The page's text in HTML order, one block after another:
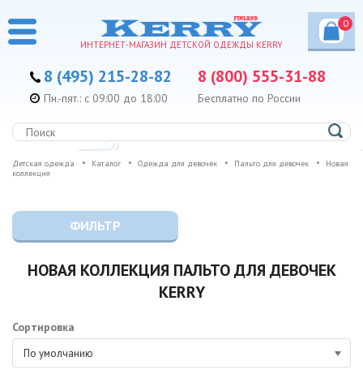
ИНТЕРНЕТ-МАГАЗИН ДЕТСКОЙ ОДЕЖДЫ KERRY
0
8 (495) 215-28-82 8 (800) 555-31-88
Бесплатно по России
Пн.-пят.: с 09:00 до 18:00
Детская одежда Каталог Одежда для девочек Пальто для девочек
Новая
коллекция
ФИЛЬТР
НОВАЯ КОЛЛЕКЦИЯ ПАЛЬТО ДЛЯ ДЕВОЧЕК
KERRY
Сортировка
По умолчанию